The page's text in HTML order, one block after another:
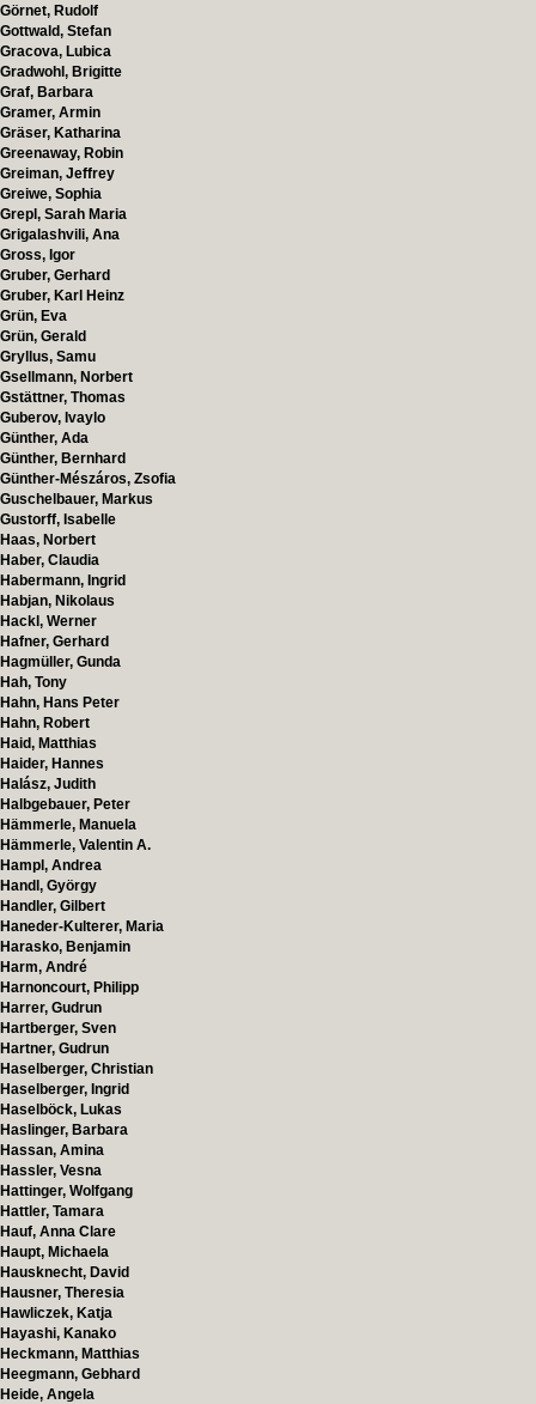
Görnet, Rudolf
Gottwald, Stefan
Gracova, Lubica
Gradwohl, Brigitte
Graf, Barbara
Gramer, Armin
Gräser, Katharina
Greenaway, Robin
Greiman, Jeffrey
Greiwe, Sophia
Grepl, Sarah Maria
Grigalashvili, Ana
Gross, Igor
Gruber, Gerhard
Gruber, Karl Heinz
Grün, Eva
Grün, Gerald
Gryllus, Samu
Gsellmann, Norbert
Gstättner, Thomas
Guberov, Ivaylo
Günther, Ada
Günther, Bernhard
Günther-Mészáros, Zsofia
Guschelbauer, Markus
Gustorff, Isabelle
Haas, Norbert
Haber, Claudia
Habermann, Ingrid
Habjan, Nikolaus
Hackl, Werner
Hafner, Gerhard
Hagmüller, Gunda
Hah, Tony
Hahn, Hans Peter
Hahn, Robert
Haid, Matthias
Haider, Hannes
Halász, Judith
Halbgebauer, Peter
Hämmerle, Manuela
Hämmerle, Valentin A.
Hampl, Andrea
Handl, György
Handler, Gilbert
Haneder-Kulterer, Maria
Harasko, Benjamin
Harm, André
Harnoncourt, Philipp
Harrer, Gudrun
Hartberger, Sven
Hartner, Gudrun
Haselberger, Christian
Haselberger, Ingrid
Haselböck, Lukas
Haslinger, Barbara
Hassan, Amina
Hassler, Vesna
Hattinger, Wolfgang
Hattler, Tamara
Hauf, Anna Clare
Haupt, Michaela
Hausknecht, David
Hausner, Theresia
Hawliczek, Katja
Hayashi, Kanako
Heckmann, Matthias
Heegmann, Gebhard
Heide, Angela